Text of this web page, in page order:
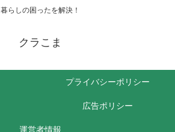
暮らしの困ったを解決！
クラこま
プライバシーポリシー
広告ポリシー
運営者情報